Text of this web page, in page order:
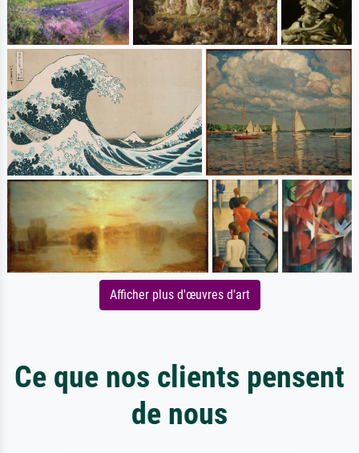
Afficher plus d'œuvres d'art
Ce que nos clients pensent
de nous